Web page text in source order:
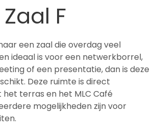
F
een zaal die overdag veel
ideaal is voor een netwerkborrel,
of een presentatie, dan is deze
Deze ruimte is direct
terras en het MLC Café
mogelijkheden zijn voor